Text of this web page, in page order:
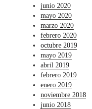
junio 2020
mayo 2020
marzo 2020
febrero 2020
octubre 2019
mayo 2019
abril 2019
febrero 2019
enero 2019
noviembre 2018
junio 2018